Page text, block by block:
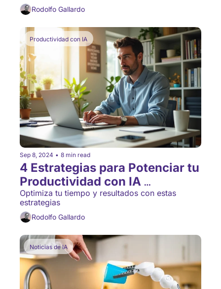
Rodolfo Gallardo
Productividad con IA
Sep 8, 2024 • 8 min read
4 Estrategias para Potenciar tu
Productividad con IA
Generativa
Optimiza tu tiempo y resultados con estas
estrategias
Rodolfo Gallardo
Noticias de IA